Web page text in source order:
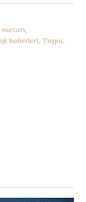
,
haberleri, Tuşpa,